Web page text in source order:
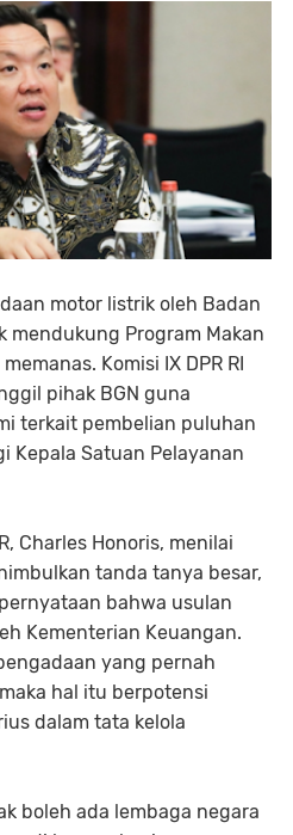
motor listrik oleh Badan
mendukung Program Makan
Komisi IX DPR RI
pihak BGN guna
terkait pembelian puluhan
Kepala Satuan Pelayanan
Charles Honoris, menilai
tanda tanya besar,
bahwa usulan
Kementerian Keuangan.
yang pernah
hal itu berpotensi
dalam tata kelola
boleh ada lembaga negara